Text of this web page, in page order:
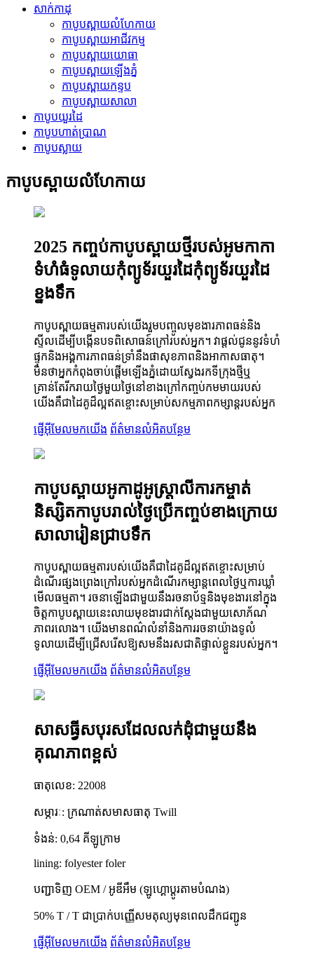
សាក់កាដុ
កាបូបស្ពាយលំហែកាយ
កាបូបស្ពាយអាជីវកម្ម
កាបូបស្ពាយយោធា
កាបូបស្ពាយឡើងភ្នំ
កាបូបស្ពាយកន្ទប
កាបូបស្ពាយសាលា
កាបូបយួរដៃ
កាបូបហាត់ប្រាណ
កាបូបស្លាយ
កាបូបស្ពាយលំហែកាយ
2025 កញ្ចប់កាបូបស្ពាយថ្មីរបស់អូមកាកា
ទំហំធំទូលាយកុំព្យូទ័រយួរដៃកុំព្យូទ័រយួរដៃ
ខ្នងទឹក
កាបូបស្ពាយធម្មតារបស់យើងរួមបញ្ចូលមុខងារភាពធន់និង
ស្ទីលដើម្បីបង្កើនបទពិសោធន៍ក្រៅរបស់អ្នក។ វាផ្តល់ជូននូវទំហំ
ផ្ទុកនិងអង្គការភាពធន់ទ្រាំនឹងផាសុខភាពនិងអាកាសធាតុ។
មិនថាអ្នកកំពុងចាប់ផ្តើមឡើងភ្នំដោយស្វែងរកទីក្រុងថ្មីឬ
គ្រាន់តែរីករាយថ្ងៃមួយថ្ងៃនៅខាងក្រៅកញ្ចប់កមមាយរបស់
យើងគឺជាដៃគូដ៏ល្អឥតខ្ចោះសម្រាប់សកម្មភាពកម្សាន្តរបស់អ្នក
ផ្ញើអ៊ីមែលមកយើង ព័ត៌មានលំអិតបន្ថែម
កាបូបស្ពាយអូកាដូអូស្រ្តាលីការកម្ចាត់
និស្សិតកាបូបរាល់ថ្ងៃប្រើកញ្ចប់ខាងក្រោយ
សាលារៀនជ្រាបទឹក
កាបូបស្ពាយធម្មតារបស់យើងគឺជាដៃគូដ៏ល្អឥតខ្ចោះសម្រាប់
ដំណើរផ្សងព្រេងក្រៅរបស់អ្នកដំណើរកម្សាន្តពេលថ្ងៃឬការឃ្លាំ
មើលធម្មតា។ រចនាឡើងជាមួយនឹងរចនាប័ទ្មនិងមុខងារនៅក្នុង
ចិត្តកាបូបស្ពាយនេះលាយមុខងារជាក់ស្តែងជាមួយសោភ័ណ
ភាពរលោង។ យើងមានពណ៌លំនាំនិងការរចនាយ៉ាងទូលំ
ទូលាយដើម្បីជ្រើសរើសឱ្យសមនឹងរសជាតិផ្ទាល់ខ្លួនរបស់អ្នក។
ផ្ញើអ៊ីមែលមកយើង ព័ត៌មានលំអិតបន្ថែម
សាសធ្វីសបុរសដែលលក់ដុំជាមួយនឹង
គុណភាពខ្ពស់
ធាតុលេខ: 22008
សម្ភារៈ: ក្រណាត់សមាសធាតុ Twill
ទំងន់: 0,64 គីឡូក្រាម
lining: folyester foler
បញ្ជាទិញ OEM / អូឌីអឹម (ឡូហ្គោប្តូរតាមបំណង)
50% T / T ជាប្រាក់បញ្ញើសមតុល្យមុនពេលដឹកជញ្ជូន
ផ្ញើអ៊ីមែលមកយើង ព័ត៌មានលំអិតបន្ថែម